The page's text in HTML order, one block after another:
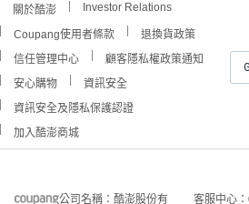
關於酷澎 Investor Relations
Coupang使用者條款
退換貨政策
信任管理中心
顧客隱私權政策通知
安心購物
資訊安全
資訊安全及隱私保護認證
加入酷澎商城
公司名稱：酷澎股份有 客服中心